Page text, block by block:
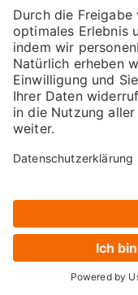
Digital
Sarah-Yasmin
Content-
den Einsatz